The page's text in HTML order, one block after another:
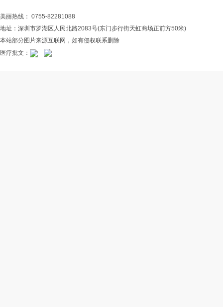
美丽热线： 0755-82281088
地址：深圳市罗湖区人民北路2083号(东门步行街天虹商场正前方50米)
本站部分图片来源互联网，如有侵权联系删除
医疗批文：